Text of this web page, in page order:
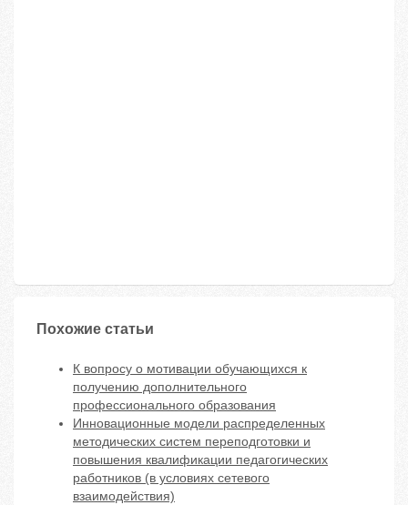
Похожие статьи
К вопросу о мотивации обучающихся к
получению дополнительного
профессионального образования
Инновационные модели распределенных
методических систем переподготовки и
повышения квалификации педагогических
работников (в условиях сетевого
взаимодействия)